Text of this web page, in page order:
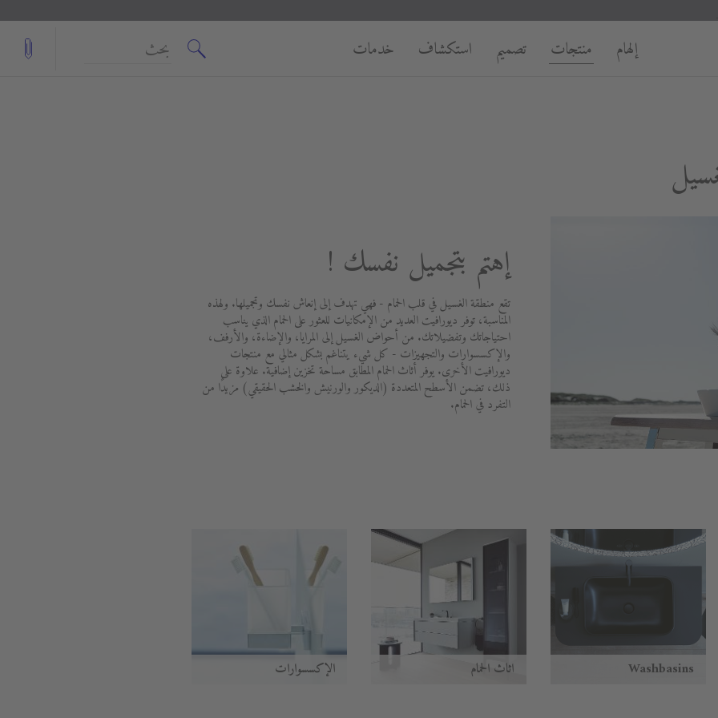
إلهام منتجات تصميم استكشاف خدمات
إهتم بتجميل نفسك !
تقع منطقة الغسيل في قلب الحمام - فهي تهدف إلى إنعاش نفسك وتجميلها. ولهذه
المناسبة، توفر ديورافيت العديد من الإمكانيات للعثور على الحمام الذي يناسب
احتياجاتك وتفضيلاتك. من أحواض الغسيل إلى المرايا، والإضاءة، والأرفف،
والإكسسوارات والتجهيزات - كل شيء يتناغم بشكل مثالي مع منتجات
ديورافيت الأخرى. يوفر أثاث الحمام المطابق مساحة تخزين إضافية. علاوة على
ذلك، تضمن الأسطح المتعددة (الديكور والورنيش والخشب الحقيقي) مزيدًا من
التفرد في الحمام.
Washbasins أثاث الحمام الإكسسوارات